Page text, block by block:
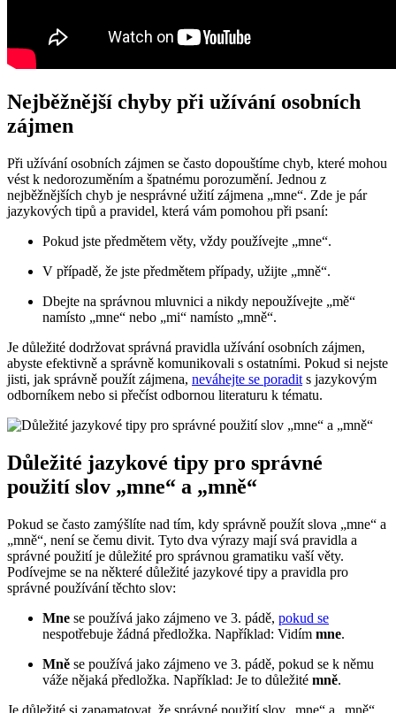
Nejběžnější chyby při užívání osobních
zájmen
Při užívání⁣ osobních zájmen se často dopouštíme chyb, které mohou
vést k nedorozuměním a špatnému ‌porozumění. ‍Jednou z
nejběžnějších chyb je nesprávné ⁢užití zájmena „mne“. Zde je‍ pár
jazykových tipů a pravidel, která vám pomohou při psaní:
Pokud jste předmětem věty, vždy⁤ používejte „mne“.
V případě, že jste předmětem případy, užijte „mně“.
Dbejte na ‍správnou ​mluvnici ‌a nikdy nepoužívejte „mě“⁣
namísto „mne“ nebo „mi“ namísto „mně“.
Je důležité dodržovat správná pravidla užívání osobních zájmen,
abyste efektivně⁣ a správně komunikovali s ostatními. Pokud si nejste
jisti, jak ​správně použít ⁢zájmena, neváhejte se poradit s​ jazykovým
odborníkem⁤ nebo ‌si přečíst odbornou literaturu k tématu.
Důležité jazykové tipy pro​ správné‍
použití slov „mne“ a „mně“
Pokud se často ​zamýšlíte nad tím, kdy správně ‍použít slova ​„mne“ a
„mně“, není se⁤ čemu divit. Tyto dva výrazy mají svá pravidla a
správné použití je důležité⁢ pro správnou gramatiku vaší ⁤věty.
Podívejme se na některé důležité jazykové tipy⁣ a pravidla pro
správné⁢ používání těchto slov:
Mne se⁢ používá jako‌ zájmeno ve 3. pádě, ‌ pokud se
nespotřebuje žádná předložka. Například: Vidím mne.
Mně se používá ‍jako zájmeno ve 3. pádě, pokud se⁤ k⁢ němu
váže nějaká předložka. Například: Je to důležité mně.
Je důležité⁢ si zapamatovat, že správné použití slov „mne“ a „mně“